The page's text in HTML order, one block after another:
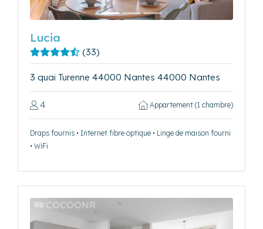
Lucia
(33)
3 quai Turenne 44000 Nantes 44000 Nantes
4 Appartement (1 chambre)
Draps fournis • Internet fibre optique • Linge de maison fourni
• WiFi